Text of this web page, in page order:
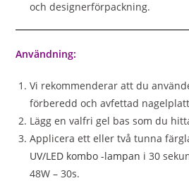
och designerförpackning.
Användning:
Vi rekommenderar att du
förberedd och avfettad
Lägg en valfri gel bas som du
Applicera ett eller två tunna
UV/LED kombo -lampan i 30
48W – 30s.